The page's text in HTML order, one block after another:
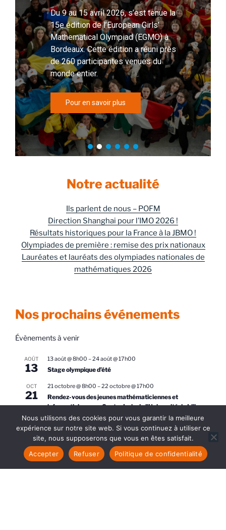
Du 9 au 15 avril 2026, s’est tenue la
15e édition de l’European Girls’
Mathematical Olympiad (EGMO) à
Bordeaux. Cette édition a réuni près
de 260 participantes venues du
monde entier.
Pour en savoir plus
Notre actualité
Ils parlent de nous – POFM
Direction Shanghai pour l’IMO 2026 !
Résultats historiques pour la France à la JBMO !
Olympiades de première : remise des prix nationaux
Lauréates et lauréats des olympiades nationales de
mathématiques 2026
Nos prochains événements
Évènements à venir
AOÛT
13
13 août @ 8h00 –24 août @ 17h00
Stage olympique d’été
OCT
21
21 octobre @ 8h00 –22 octobre @ 17h00
Rendez-vous des jeunes mathématiciennes et
informaticiennes – Centre Inria de l’Université de Lille
11
17 avril, 2027 @ 17h00
European Girls’ Mathematical Olympiad (EGMO)
Voir le calendrier
Nous utilisons des cookies pour vous garantir la meilleure
expérience sur notre site web. Si vous continuez à utiliser ce
site, nous supposerons que vous en êtes satisfait.
Accepter
Refuser Politique de confidentialité